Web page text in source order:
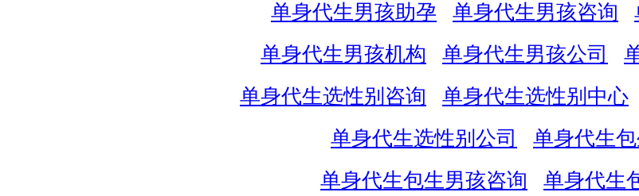
单身代生男孩助孕
单身代生男孩咨询
单身代生男孩机构
单身代生男孩公司
单身代生选性别咨询
单身代生选性别中心
单身代生选性别公司
单身代生
单身代生包生男孩咨询
单身代生